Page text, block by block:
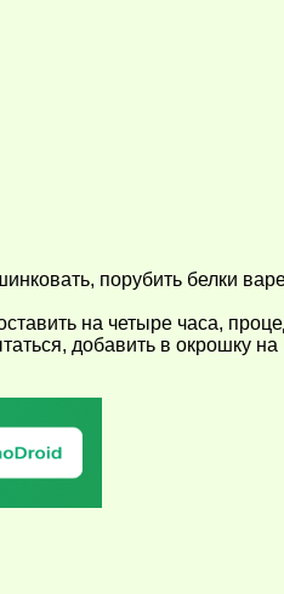
порубить белки
на четыре часа,
добавить в окрошку